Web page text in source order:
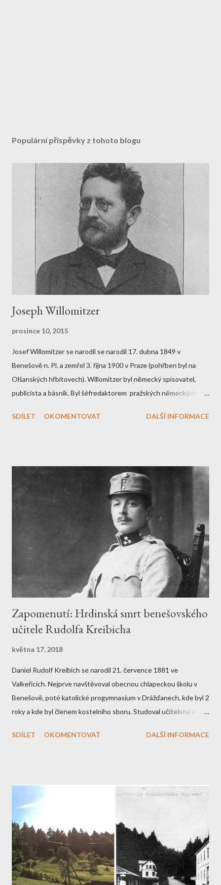
Populární příspěvky z tohoto blogu
Joseph Willomitzer
prosince 10, 2015
Josef Willomitzer se narodil se narodil 17. dubna 1849 v
Benešově n. Pl. a zemřel 3. října 1900 v Praze (pohřben byl na
Olšanských hřbitovech). Willomitzer byl německý spisovatel,
publicista a básník. Byl šéfredaktorem pražských německých
spisovatelů a umělců „Concordia“. Jeho otec se živil jako právník.
do učení k jednomu chebsko-františkolázeňskému knihkupci a
vydavateli novin. V té době vznikly první Willomitzerovy
humoresky. Také Chebské noviny otiskovaly příspěvky mladého
Willomitzera. Na tomto základě povolal Willomitzera Franz
Klutschak (redigoval Zeitung Bohemia) do Prahy. Na konci
sedmdesátých let 19. století již Willomitzer Bohemii společně s
šéfredaktorem Josefem Waltrem řídil. Když Walter v roce 1889
SDÍLET OKOMENTOVAT DALŠÍ INFORMACE
Zapomenutí: Hrdinská smrt benešovského
učitele Rudolfa Kreibicha
května 17, 2018
Daniel Rudolf Kreibich se narodil 21. července 1881 ve
Valkeřicích. Nejprve navštěvoval obecnou chlapeckou školu v
Benešově, poté katolické progymnasium v Drážďanech, kde byl 2
roky a kde byl členem kostelního sboru. Studoval učitelství v
škole stal již ve školním roce 1900-1901. V květnu 1903 získal
zde až do svého narukování v únoru 1915. Rudolf Kreibich Mimo
školu pan Kreibich rád pracoval denně na své zahrádce plné
květin a ovocných stromů. Byl též vynikající zpěvák, který svým
krásným barytonovým hlasem těšil posluchače na mnoha
koncertech benešovského pěveckého spolku či na různých
kostelních vystoupeních. Večery poté rád trávil ve své oblíbené
restauraci. Jako voják sloužil Rudolf Kreibich v "domácím" 42.
SDÍLET OKOMENTOVAT DALŠÍ INFORMACE